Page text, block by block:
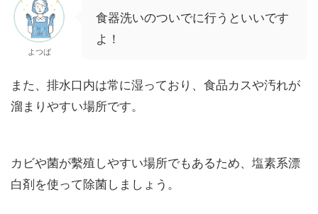
よつば
食器洗いのついでに行うといいです
よ！
また、排水口内は常に湿っており、食品カスや汚れが
溜まりやすい場所です。
カビや菌が繫殖しやすい場所でもあるため、塩素系漂
白剤を使って除菌しましょう。